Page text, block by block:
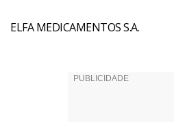
ELFA MEDICAMENTOS S.A.